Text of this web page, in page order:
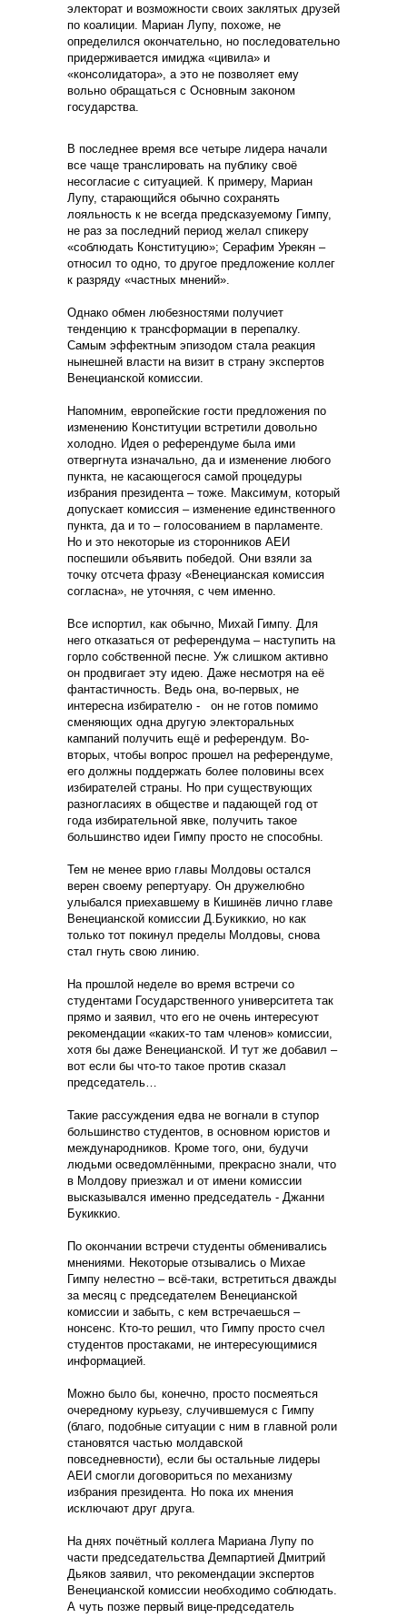
электорат и возможности своих заклятых друзей
по коалиции. Мариан Лупу, похоже, не
определился окончательно, но последовательно
придерживается имиджа «цивила» и
«консолидатора», а это не позволяет ему
вольно обращаться с Основным законом
государства.
В последнее время все четыре лидера начали
все чаще транслировать на публику своё
несогласие с ситуацией. К примеру, Мариан
Лупу, старающийся обычно сохранять
лояльность к не всегда предсказуемому Гимпу,
не раз за последний период желал спикеру
«соблюдать Конституцию»; Серафим Урекян –
относил то одно, то другое предложение коллег
к разряду «частных мнений».
Однако обмен любезностями получиет
тенденцию к трансформации в перепалку.
Самым эффектным эпизодом стала реакция
нынешней власти на визит в страну экспертов
Венецианской комиссии.
Напомним, европейские гости предложения по
изменению Конституции встретили довольно
холодно. Идея о референдуме была ими
отвергнута изначально, да и изменение любого
пункта, не касающегося самой процедуры
избрания президента – тоже. Максимум, который
допускает комиссия – изменение единственного
пункта, да и то – голосованием в парламенте.
Но и это некоторые из сторонников АЕИ
поспешили объявить победой. Они взяли за
точку отсчета фразу «Венецианская комиссия
согласна», не уточняя, с чем именно.
Все испортил, как обычно, Михай Гимпу. Для
него отказаться от референдума – наступить на
горло собственной песне. Уж слишком активно
он продвигает эту идею. Даже несмотря на её
фантастичность. Ведь она, во-первых, не
интересна избирателю -
он не готов помимо
сменяющих одна другую электоральных
кампаний получить ещё и референдум. Во-
вторых, чтобы вопрос прошел на референдуме,
его должны поддержать более половины всех
избирателей страны. Но при существующих
разногласиях в обществе и падающей год от
года избирательной явке, получить такое
большинство идеи Гимпу просто не способны.
Тем не менее врио главы Молдовы остался
верен своему репертуару. Он дружелюбно
улыбался приехавшему в Кишинёв лично главе
Венецианской комиссии Д.Букиккио, но как
только тот покинул пределы Молдовы, снова
стал гнуть свою линию.
На прошлой неделе во время встречи со
студентами Государственного университета так
прямо и заявил, что его не очень интересуют
рекомендации «каких-то там членов» комиссии,
хотя бы даже Венецианской. И тут же добавил –
вот если бы что-то такое против сказал
председатель…
Такие рассуждения едва не вогнали в ступор
большинство студентов, в основном юристов и
международников. Кроме того, они, будучи
людьми осведомлёнными, прекрасно знали, что
в Молдову приезжал и от имени комиссии
высказывался именно председатель - Джанни
Букиккио.
По окончании встречи студенты обменивались
мнениями. Некоторые отзывались о Михае
Гимпу нелестно – всё-таки, встретиться дважды
за месяц с председателем Венецианской
комиссии и забыть, с кем встречаешься –
нонсенс. Кто-то решил, что Гимпу просто счел
студентов простаками, не интересующимися
информацией.
Можно было бы, конечно, просто посмеяться
очередному курьезу, случившемуся с Гимпу
(благо, подобные ситуации с ним в главной роли
становятся частью молдавской
повседневности), если бы остальные лидеры
АЕИ смогли договориться по механизму
избрания президента. Но пока их мнения
исключают друг друга.
На днях почётный коллега Мариана Лупу по
части председательства Демпартией Дмитрий
Дьяков заявил, что рекомендации экспертов
Венецианской комиссии необходимо соблюдать.
А чуть позже первый вице-председатель